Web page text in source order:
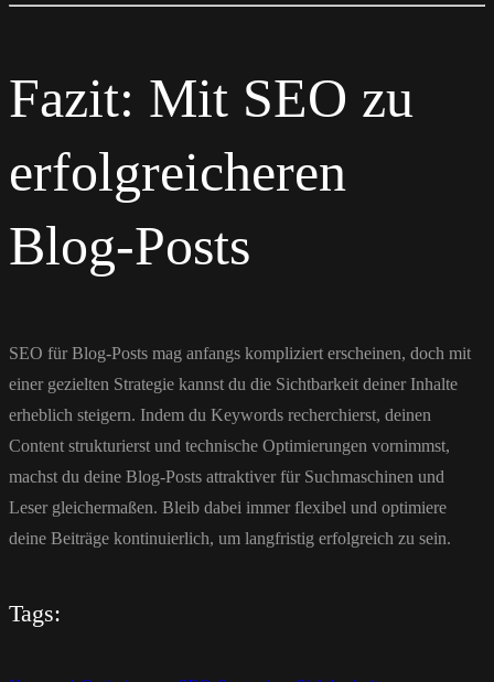
Fazit: Mit SEO zu
erfolgreicheren
Blog-Posts
SEO für Blog-Posts mag anfangs kompliziert erscheinen, doch mit
einer gezielten Strategie kannst du die Sichtbarkeit deiner Inhalte
erheblich steigern. Indem du Keywords recherchierst, deinen
Content strukturierst und technische Optimierungen vornimmst,
machst du deine Blog-Posts attraktiver für Suchmaschinen und
Leser gleichermaßen. Bleib dabei immer flexibel und optimiere
deine Beiträge kontinuierlich, um langfristig erfolgreich zu sein.
Tags: